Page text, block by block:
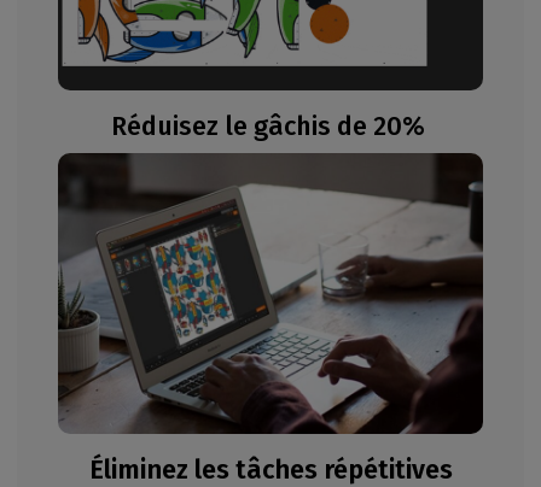
Réduisez le gâchis de 20%
Éliminez les tâches répétitives